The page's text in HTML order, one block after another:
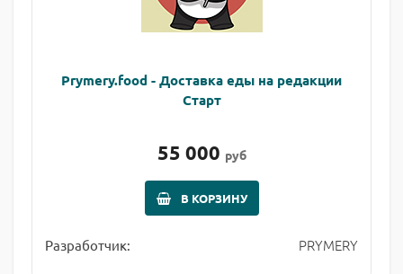
Prymery.food - Доставка еды на редакции
Старт
55 000 руб
В КОРЗИНУ
Разработчик: PRYMERY